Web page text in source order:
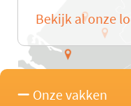
Bekijk al onze
Onze vakken